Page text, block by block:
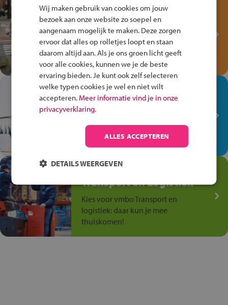
Test je kennis met het
Fiets Veilig
Verkeersspel!
Speel het Fiets Veilig Verkeersspel
en win een Cortina-fiets!
In de winkel ben je op je
plek!
op de winkelvloer, waar elke dag
anders is!
Jouw talent in de
Transport en Logistiek
Kies voor vmbo Transport en
logistiek: daar kun je mee
thuiskomen!
Wij maken gebruik van cookies om jouw
bezoek aan onze website zo soepel en
aangenaam mogelijk te maken. Deze zorgen
ervoor dat alles op rolletjes loopt en staan
daarom altijd aan. Als je ons groen licht geeft
voor alle cookies, kunnen we je de beste
ervaring bieden. Je kunt ook zelf selecteren
welke typen cookies je wel en niet wilt
accepteren. Meer informatie vind je in onze
privacyverklaring.
ALLES ACCEPTEREN
DETAILS WEERGEVEN